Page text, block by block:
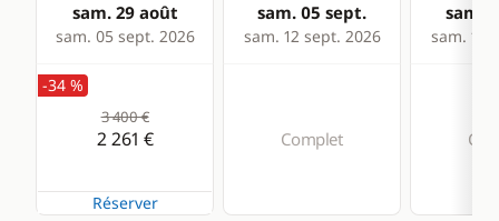
sam. 29 août
sam. 05 sept. 2026
sam. 05 sept.
sam. 12 sept. 2026
sam.
sam. 19
-34 %
3 400 €
2 261 €
Réserver
Complet